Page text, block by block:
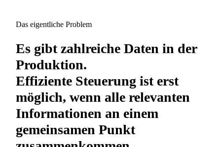
Das eigentliche Problem
Es gibt zahlreiche Daten in der
Produktion.
Effiziente Steuerung ist erst
möglich, wenn alle relevanten
Informationen an einem
gemeinsamen Punkt